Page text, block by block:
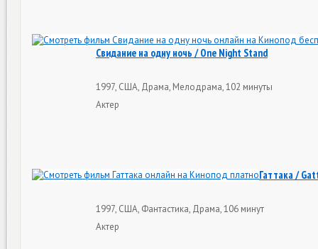
Свидание на одну ночь / One Night Stand
1997, США, Драма, Мелодрама, 102 минуты
Актер
Гаттака /
1997, США, Фантастика, Драма, 106 минут
Актер